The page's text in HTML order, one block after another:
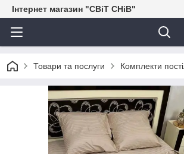
Інтернет магазин "СВіТ СНіВ"
Товари та послуги Комплекти